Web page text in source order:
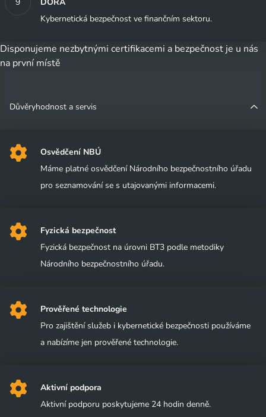
Kybernetická bezpečnost ve finančním sektoru.
Disponujeme nezbytnými certifikacemi a bezpečnost je u nás
na první místě
Důvěryhodnost a servis
Osvědčení NBÚ
Máme platné osvědčení Národního bezpečnostního úřadu
pro seznamování se s utajovanými informacemi.
Fyzická bezpečnost
Fyzická bezpečnost na úrovni BT3 podle metodiky
Národního bezpečnostního úřadu.
Prověřené technologie
Pro zajištění služeb i kybernetické bezpečnosti používáme
a nabízíme jen prověřené technologie.
Aktivní podpora
Aktivní podporu poskytujeme 24 hodin denně.